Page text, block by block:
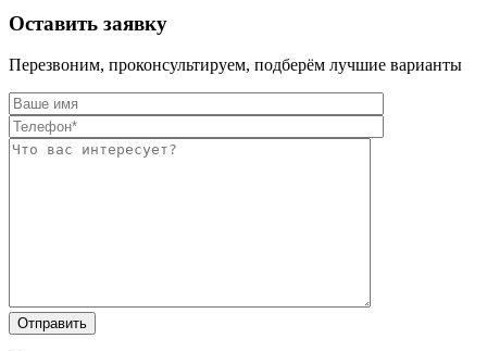
Оставить заявку
Перезвоним, проконсультируем, подберём лучшие варианты